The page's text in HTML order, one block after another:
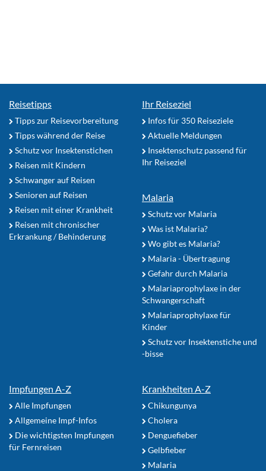
Reisetipps
Tipps zur Reisevorbereitung
Tipps während der Reise
Schutz vor Insektenstichen
Reisen mit Kindern
Schwanger auf Reisen
Senioren auf Reisen
Reisen mit einer Krankheit
Reisen mit chronischer
Erkrankung / Behinderung
Ihr Reiseziel
Infos für 350 Reiseziele
Aktuelle Meldungen
Insektenschutz passend für
Ihr Reiseziel
Malaria
Schutz vor Malaria
Was ist Malaria?
Wo gibt es Malaria?
Malaria - Übertragung
Gefahr durch Malaria
Malariaprophylaxe in der
Schwangerschaft
Malariaprophylaxe für
Kinder
Schutz vor Insektenstiche und
-bisse
Impfungen A-Z
Alle Impfungen
Allgemeine Impf-Infos
Die wichtigsten Impfungen
für Fernreisen
Krankheiten A-Z
Chikungunya
Cholera
Denguefieber
Gelbfieber
Malaria